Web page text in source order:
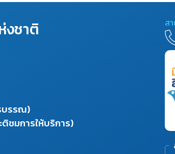
งชาติ
บรรณ)
ชมการให้บริการ)
ส